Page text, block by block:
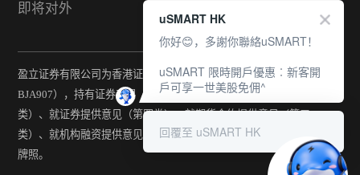
即将对外
盈立证券有限公司为香港证监会持牌法团（中央编号：
BJA907），持有证券交易（第一类）、期货合约交易（第二
类）、就证券提供意见（第四类）、就期货合约提供意见（第五
类）、就机构融资提供意见（第六类）及提供资产管理（第九类）
牌照。
uSMART HK
你好😊，多謝你聯絡uSMART！
uSMART 限時開戶優惠︰新客開
戶可享一世美股免佣^
回覆至 uSMART HK